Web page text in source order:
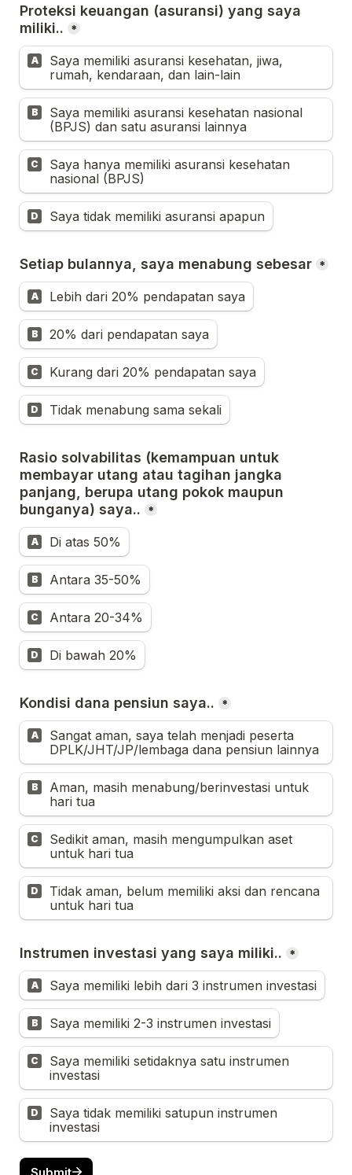
Proteksi keuangan (asuransi) yang saya
miliki..
*
A
Saya memiliki asuransi kesehatan, jiwa,
rumah, kendaraan, dan lain-lain
B
Saya memiliki asuransi kesehatan nasional
(BPJS) dan satu asuransi lainnya
C
Saya hanya memiliki asuransi kesehatan
nasional (BPJS)
D Saya tidak memiliki asuransi apapun
Setiap bulannya, saya menabung sebesar *
A Lebih dari 20% pendapatan saya
B 20% dari pendapatan saya
C Kurang dari 20% pendapatan saya
D Tidak menabung sama sekali
Rasio solvabilitas (kemampuan untuk
membayar utang atau tagihan jangka
panjang, berupa utang pokok maupun
bunganya) saya.. *
A Di atas 50%
B Antara 35-50%
C Antara 20-34%
D Di bawah 20%
Kondisi dana pensiun saya.. *
A
Sangat aman, saya telah menjadi peserta
DPLK/JHT/JP/lembaga dana pensiun lainnya
B
Aman, masih menabung/berinvestasi untuk
hari tua
C
Sedikit aman, masih mengumpulkan aset
untuk hari tua
D
Tidak aman, belum memiliki aksi dan rencana
untuk hari tua
Instrumen investasi yang saya miliki.. *
A Saya memiliki lebih dari 3 instrumen investasi
B Saya memiliki 2-3 instrumen investasi
C
Saya memiliki setidaknya satu instrumen
investasi
D
Saya tidak memiliki satupun instrumen
investasi
Submit